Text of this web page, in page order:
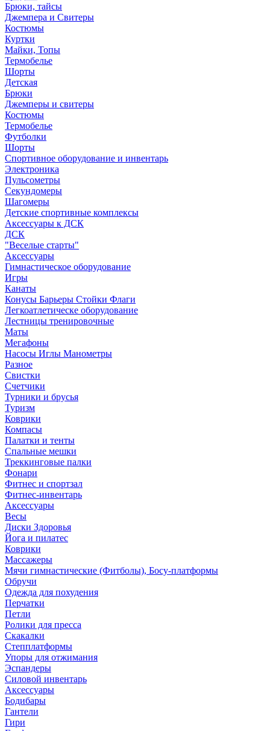
Брюки, тайсы
Джемпера и Свитеры
Костюмы
Куртки
Майки, Топы
Термобелье
Шорты
Детская
Брюки
Джемперы и свитеры
Костюмы
Термобелье
Футболки
Шорты
Спортивное оборудование и инвентарь
Электроника
Пульсометры
Секундомеры
Шагомеры
Детские спортивные комплексы
Аксессуары к ДСК
ДСК
"Веселые старты"
Аксессуары
Гимнастическое оборудование
Игры
Канаты
Конусы Барьеры Стойки Флаги
Легкоатлетическе оборудование
Лестницы тренировочные
Маты
Мегафоны
Насосы Иглы Манометры
Разное
Свистки
Счетчики
Турники и брусья
Туризм
Коврики
Компасы
Палатки и тенты
Спальные мешки
Треккинговые палки
Фонари
Фитнес и спортзал
Фитнес-инвентарь
Аксессуары
Весы
Диски Здоровья
Йога и пилатес
Коврики
Массажеры
Мячи гимнастические (Фитболы), Босу-платформы
Обручи
Одежда для похудения
Перчатки
Петли
Ролики для пресса
Скакалки
Степплатформы
Упоры для отжимания
Эспандеры
Силовой инвентарь
Аксессуары
Бодибары
Гантели
Гири